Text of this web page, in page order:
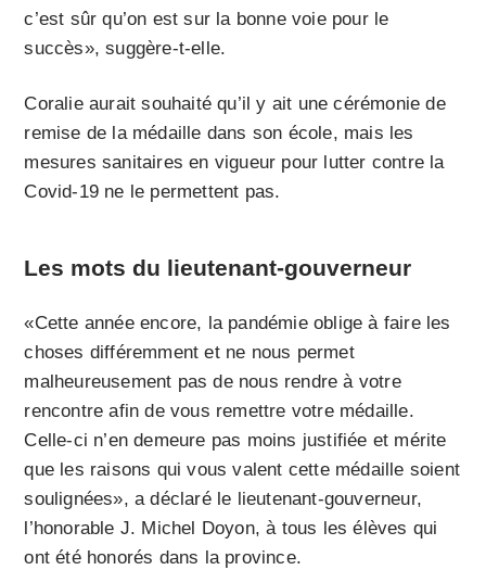
c’est sûr qu’on est sur la bonne voie pour le
succès», suggère-t-elle.
Coralie aurait souhaité qu’il y ait une cérémonie de
remise de la médaille dans son école, mais les
mesures sanitaires en vigueur pour lutter contre la
Covid-19 ne le permettent pas.
Les mots du lieutenant-gouverneur
«Cette année encore, la pandémie oblige à faire les
choses différemment et ne nous permet
malheureusement pas de nous rendre à votre
rencontre afin de vous remettre votre médaille.
Celle-ci n’en demeure pas moins justifiée et mérite
que les raisons qui vous valent cette médaille soient
soulignées», a déclaré le lieutenant-gouverneur,
l’honorable J. Michel Doyon, à tous les élèves qui
ont été honorés dans la province.